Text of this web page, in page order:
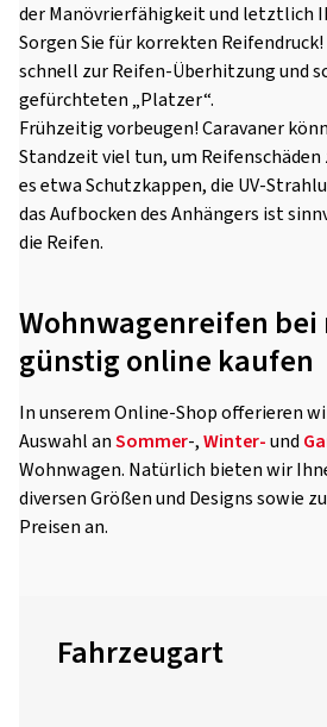
der Manövrierfähigkeit und letztlich
Sorgen Sie für korrekten
schnell zur Reifen-Überhitzung und
gefürchteten „Platzer“.
Frühzeitig vorbeugen! Caravaner
Standzeit viel tun, um Reifenschäden
es etwa Schutzkappen, die UV-
das Aufbocken des Anhängers ist
die Reifen.
Wohnwagenreifen
günstig online kaufen
In unserem Online-Shop offerieren
Auswahl anSommer-,Winter-und
Wohnwagen. Natürlich bieten wir
diversen Größen und Designs sowie
Preisen an.
Fahrzeugart